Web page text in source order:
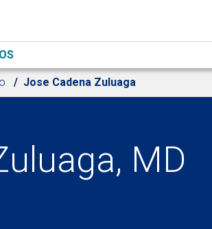
Jose Cadena Zuluaga
MD